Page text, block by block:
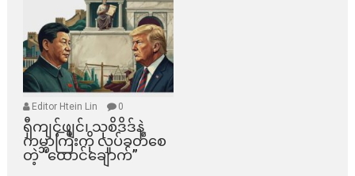
Editor Htein Lin 0
ရှီကျင့်ဖျင်၊ သုစိဒိဒ်နဲ့
ကမ္ဘာကြီးကို လှုပ်ခတ်စေ
တဲ့ “ထောင်ချောက်”